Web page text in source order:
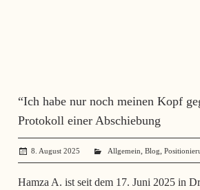
“Ich habe nur noch meinen Kopf
Protokoll einer Abschiebung
8. August 2025 administrator
Allgemein Blog
Hamza A. ist seit dem 17. Juni 2025 in